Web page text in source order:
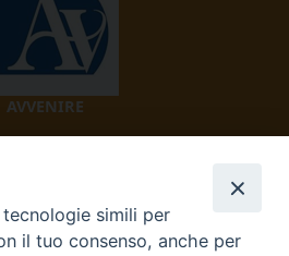
AVVENIRE
simili per
il tuo consenso, anche per